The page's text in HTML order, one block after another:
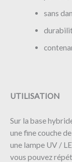
sans
UTILISATION
Sur la base
une fine couche
une lampe UV /
vous pouvez